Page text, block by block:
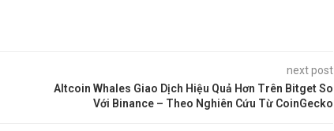
next post
Altcoin Whales Giao Dịch Hiệu Quả Hơn Trên Bitget So
Với Binance – Theo Nghiên Cứu Từ CoinGecko